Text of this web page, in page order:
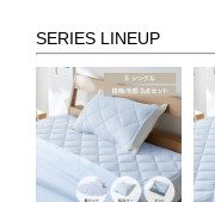
SERIES LINEUP